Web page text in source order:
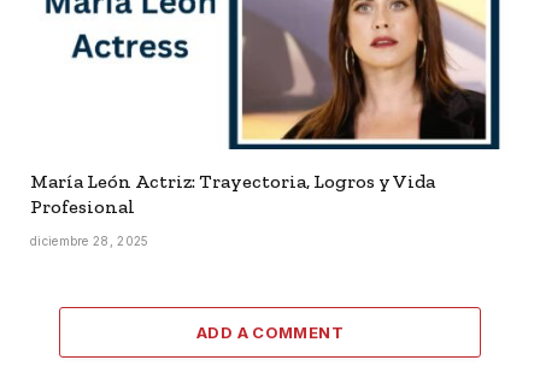
María León Actriz: Trayectoria, Logros y Vida
Profesional
diciembre 28, 2025
ADD A COMMENT